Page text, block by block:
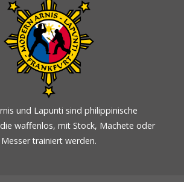
und Lapunti sind philippinische
waffenlos, mit Stock, Machete oder
Messer trainiert werden.